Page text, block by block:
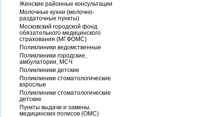
Женские районные консультации
Молочные кухни (молочно-
раздаточные пункты)
Московский городской фонд
обязательного медицинского
страхования (МГФОМС)
Поликлиники ведомственные
Поликлиники городские,
амбулатории, МСЧ
Поликлиники детские
Поликлиники стоматологические
взрослые
Поликлиники стоматологические
детские
Пункты выдачи и замены
медицинских полисов (ОМС)